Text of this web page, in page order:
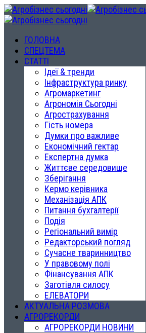
ГОЛОВНА
СПЕЦТЕМА
СТАТТІ
Ідеї & тренди
Інфраструктура ринку
Агромаркетинг
Агрономія Сьогодні
Агрострахування
Гість номера
Думки про важливе
Економічний гектар
Експертна думка
Життєве середовище
Зберігання
Кермо керівника
Механізація АПК
Питання бухгалтерії
Подія
Регіональний вимір
Редакторський погляд
Сучасне тваринництво
У правовому полі
Фінансування АПК
Заготівля силосу
ЕЛЕВАТОРИ
АКТУАЛЬНА РОЗМОВА
АГРОРЕКОРДИ
АГРОРЕКОРДИ НОВИНИ